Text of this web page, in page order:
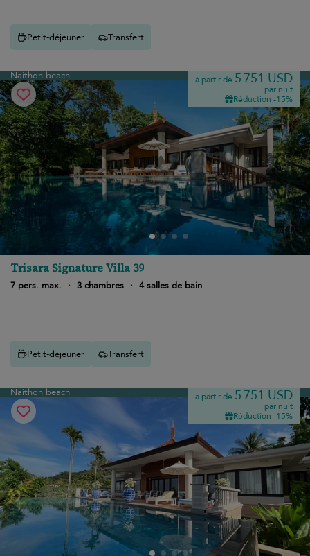
Petit-déjeuner Transfert
Naithon beach à partir de 5 751 USD
par nuit
Réduction -15%
Trisara Signature Villa 39
7 pers. max. · 3 chambres · 4 salles de bain
Petit-déjeuner Transfert
Naithon beach à partir de 5 751 USD
par nuit
Réduction -15%